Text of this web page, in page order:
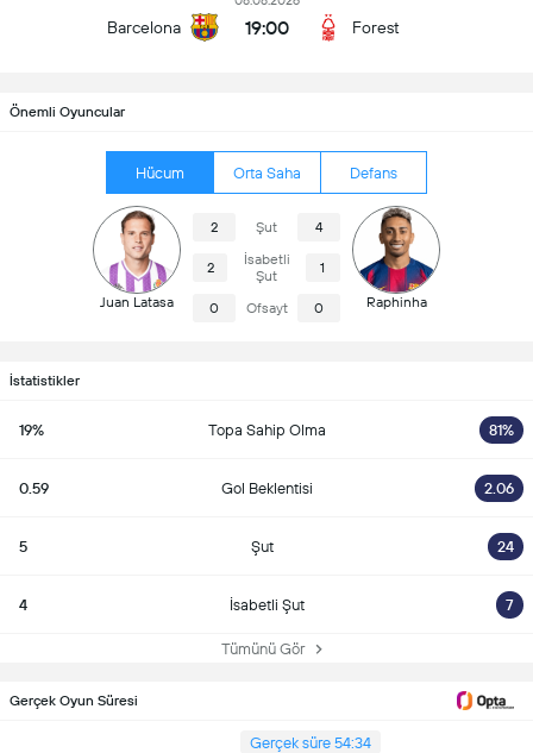
Barcelona 19:00 Forest
Önemli Oyuncular
Hücum Orta Saha Defans
Juan Latasa
2 Şut 4
2
İsabetli
Şut
1
0 Ofsayt 0 Raphinha
İstatistikler
19% Topa Sahip Olma 81%
0.59 Gol Beklentisi 2.06
5 Şut 24
4 İsabetli Şut 7
Tümünü Gör
Gerçek Oyun Süresi
Gerçek süre 54:34